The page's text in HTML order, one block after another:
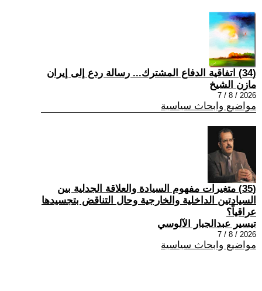
(34) اتفاقية الدفاع المشترك... رسالة ردع إلى إيران
مازن الشيخ
2026 / 8 / 7
مواضيع وابحاث سياسية
(35) متغيرات مفهوم السيادة والعلاقة الجدلية بين
السيادتين الداخلية والخارجية وحال التناقض بتجسيدها
عراقياً؟
تيسير عبدالجبار الآلوسي
2026 / 8 / 7
مواضيع وابحاث سياسية